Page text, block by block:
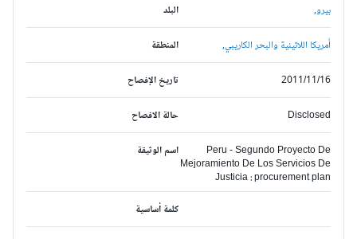
البلد بيرو,
المنطقة أمريكا اللاتينية والبحر الكاريبي,
تاريخ الإفصاح 2011/11/16
حالة الافصاح Disclosed
اسم الوثيقة
Peru - Segundo Proyecto De
Mejoramiento De Los Servicios De
Justicia : procurement plan
كلمة أساسية